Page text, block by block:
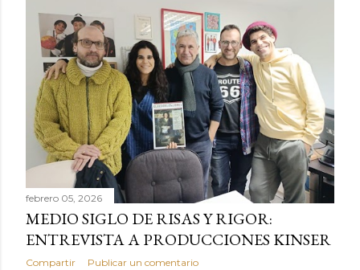
a
febrero 05, 2026
MEDIO SIGLO DE RISAS Y RIGOR:
ENTREVISTA A PRODUCCIONES KINSER
Compartir Publicar un comentario